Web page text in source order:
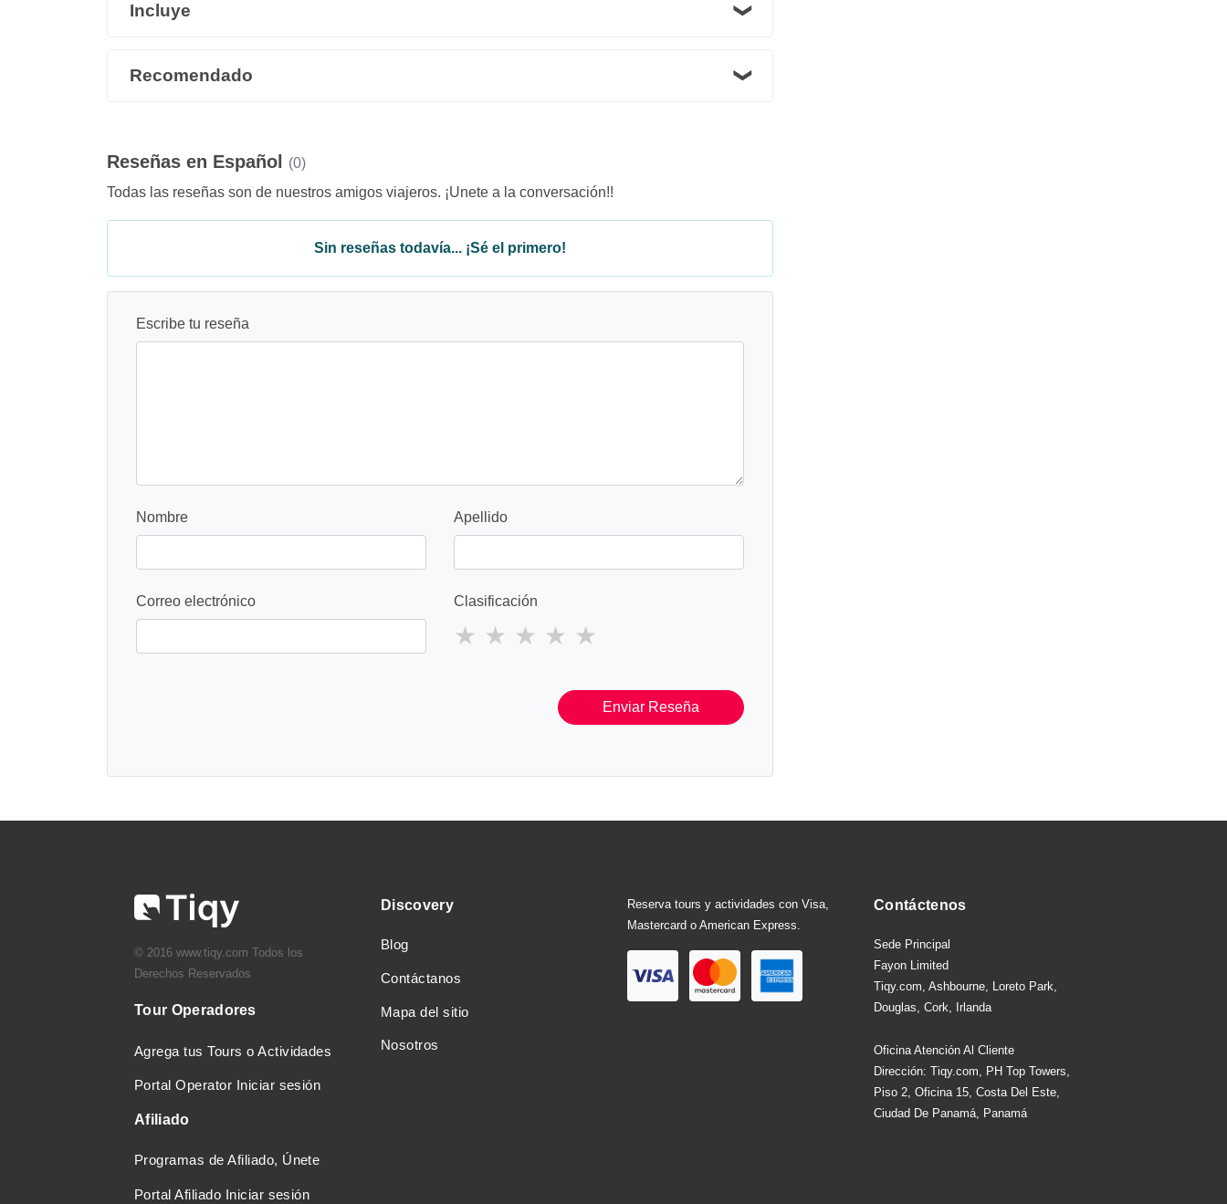
Incluye
Recomendado
Reseñas en Español
(0)
Todas las reseñas son de nuestros amigos viajeros. ¡Unete a la conversación!!
Sin reseñas todavía... ¡Sé el primero!
Escribe tu reseña
Nombre Apellido
Correo electrónico Clasificación
Enviar Reseña
© 2016 www.tiqy.com Todos los
Derechos Reservados
Tour Operadores
Agrega tus Tours o Actividades
Portal Operator Iniciar sesión
Afiliado
Programas de Afiliado, Únete
Portal Afiliado Iniciar sesión
Discovery
Blog
Contáctanos
Mapa del sitio
Nosotros
Reserva tours y actividades con Visa,
Mastercard o American Express.
Contáctenos
Sede Principal
Fayon Limited
Tiqy.com, Ashbourne, Loreto Park,
Douglas, Cork, Irlanda
Oficina Atención Al Cliente
Dirección: Tiqy.com, PH Top Towers,
Piso 2, Oficina 15, Costa Del Este,
Ciudad De Panamá, Panamá